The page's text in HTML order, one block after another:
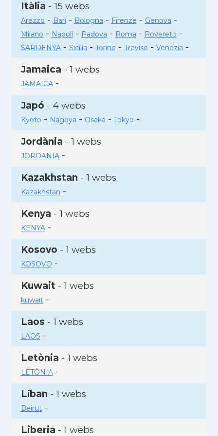
Itàlia - 15 webs
Arezzo - Bari - Bologna - Firenze - Genova -
Milano - Napoli - Padova - Roma - Rovereto -
SARDENYA- Sicilia - Torino - Treviso - Venezia -
Jamaica - 1 webs
JAMAICA-
Japó - 4 webs
Kyoto - Nagoya - Osaka - Tokyo -
Jordània - 1 webs
JORDANIA-
Kazakhstan - 1 webs
Kazakhstan -
Kenya - 1 webs
KENYA-
Kosovo - 1 webs
KOSOVO -
Kuwait - 1 webs
kuwait-
Laos - 1 webs
LAOS -
Letònia - 1 webs
LETÒNIA-
Líban - 1 webs
Beirut-
Liberia - 1 webs